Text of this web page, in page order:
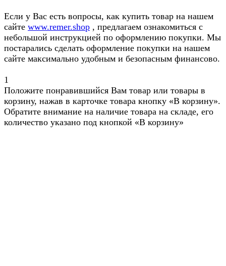
Если у Вас есть вопросы, как купить товар на нашем
сайте www.remer.shop , предлагаем ознакомиться с
небольшой инструкцией по оформлению покупки. Мы
постарались сделать оформление покупки на нашем
сайте максимально удобным и безопасным финансово.
1
Положите понравившийся Вам товар или товары в
корзину, нажав в карточке товара кнопку «В корзину».
Обратите внимание на наличие товара на складе, его
количество указано под кнопкой «В корзину»